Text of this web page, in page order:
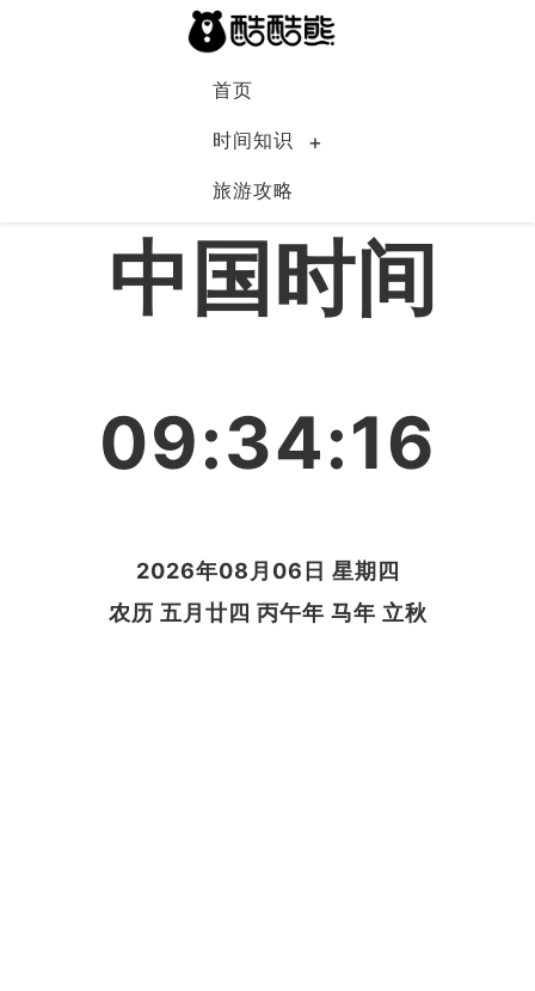
首页
时间知识
旅游攻略
中国
中国时间
09:34:16
2026年08月06日 星期四
农历 五月廿四 丙午年 马年 立秋